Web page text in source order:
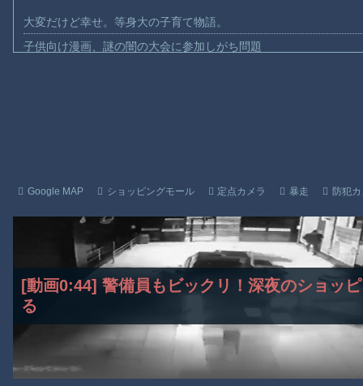
大変だけど幸せ。等身大の子育て物語。
子供向け漫画、謎の闇の大会に参加しがち問題
【朗報】大人気漫画「GANTZ」がAmazonでなんと全巻100円ｗ
【動画】新型のさすまた、限界突破ｗｗｗｗｗｗ
【謎】広島県が頑なに「はだしのゲンコラボ喫茶」をやらない理
Powered by livedoor 相互RSS
Google MAP ショッピングモール 定点カメラ 暴走 防犯
[動画0:44] 警備員もビックリ！深夜のショッ
る